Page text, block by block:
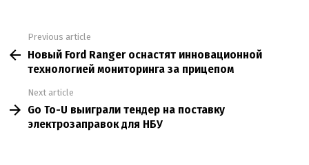
more
Previous article
Новый Ford Ranger оснастят инновационной
технологией мониторинга за прицепом
Next article
Go To-U выиграли тендер на поставку
электрозаправок для НБУ